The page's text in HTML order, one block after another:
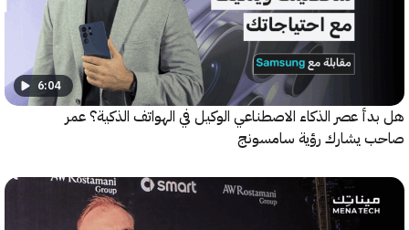
6:04
عصر الذكاء الاصطناعي الوكيل في الهواتف الذكية؟ عمر
رؤية سامسونج